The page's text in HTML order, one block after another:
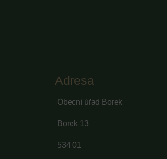
Adresa
Obecní úřad Borek
Borek 13
534 01